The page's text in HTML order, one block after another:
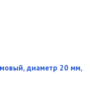
диаметр 20 мм,